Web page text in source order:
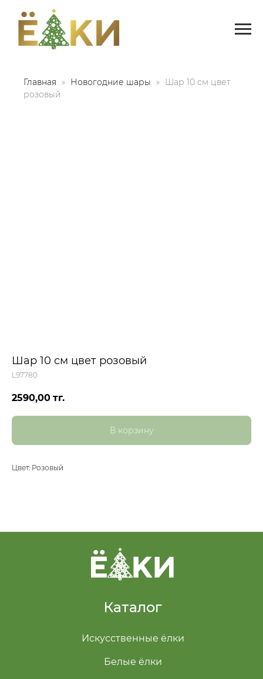
Главная Новогодние шары
Шар 10 см цвет
розовый
Шар 10 см цвет розовый
L97780
2590,00 тг.
В корзину
Цвет: Розовый
Каталог
Искусственные ёлки
Белые ёлки